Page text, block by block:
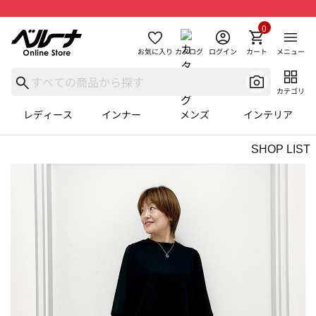
お気に入り カタログ ログイン カート
0
メニュー
カテゴリ
レディース インナー メンズ インテリア
SHOP LIST